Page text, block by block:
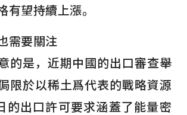
有望持續上漲。
需要關注
的是，近期中國的出口審查舉
限於以稀土爲代表的戰略資源
的出口許可要求涵蓋了能量密